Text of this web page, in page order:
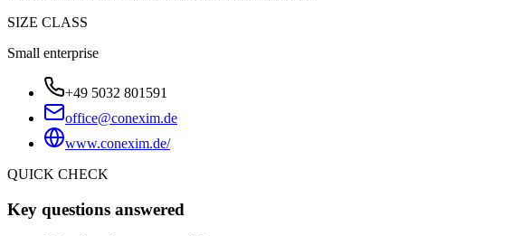
SIZE CLASS
Small enterprise
+49 5032 801591
office@conexim.de
www.conexim.de/
QUICK CHECK
Key questions answered